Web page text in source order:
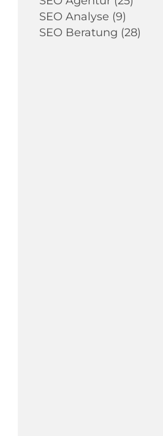
SEO Analyse (9)
SEO Beratung (28)